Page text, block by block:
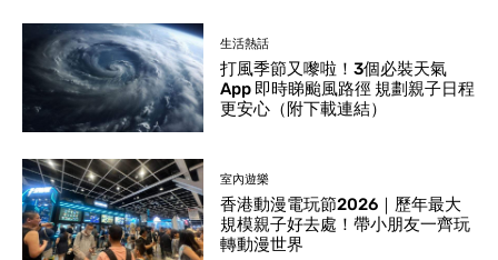
生活熱話
打風季節又嚟啦！3個必裝天氣
App 即時睇颱風路徑 規劃親子日程
更安心（附下載連結）
室內遊樂
香港動漫電玩節2026｜歷年最大
規模親子好去處！帶小朋友一齊玩
轉動漫世界